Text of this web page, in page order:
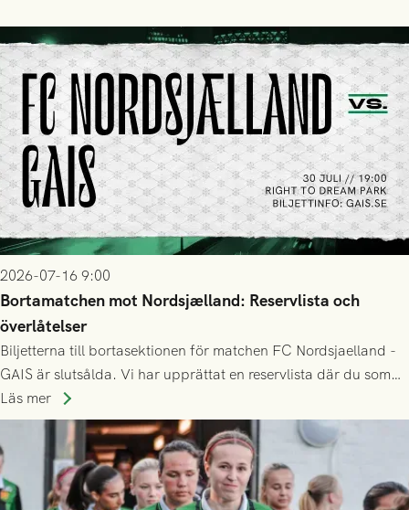
2026-07-16 9:00
Bortamatchen mot Nordsjælland: Reservlista och
överlåtelser
Biljetterna till bortasektionen för matchen FC Nordsjaelland -
GAIS är slutsålda. Vi har upprättat en reservlista där du som
ännu inte har någon biljett kan anmäla ditt intresse. Du kan
inte själv överlåta din biljett till någon annan.
Läs mer